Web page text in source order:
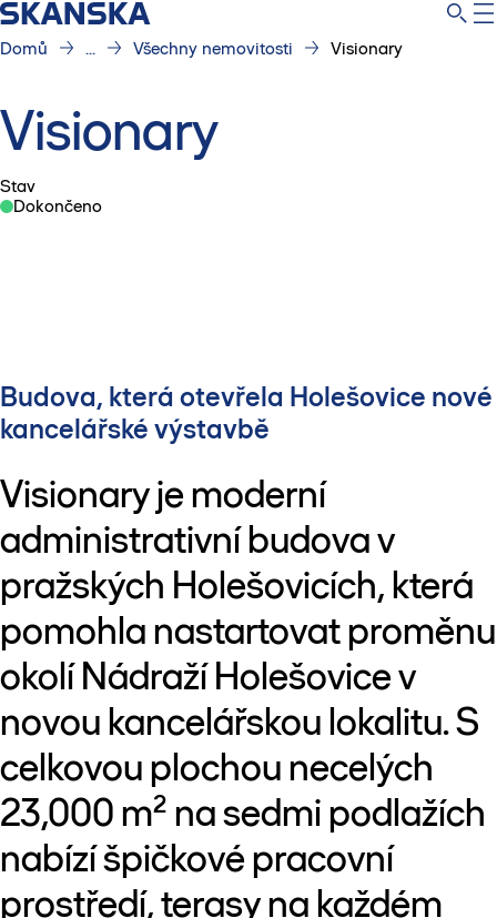
Domů ... Všechny nemovitosti Visionary
Visionary
Stav
Dokončeno
Budova, která otevřela Holešovice nové
kancelářské výstavbě
Visionary je moderní
administrativní budova v
pražských Holešovicích, která
pomohla nastartovat proměnu
okolí Nádraží Holešovice v
novou kancelářskou lokalitu. S
celkovou plochou necelých
23,000 m² na sedmi podlažích
nabízí špičkové pracovní
prostředí, terasy na každém